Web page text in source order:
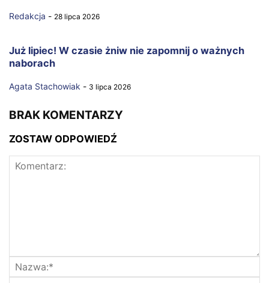
Redakcja - 28 lipca 2026
Już lipiec! W czasie żniw nie zapomnij o ważnych
naborach
Agata Stachowiak - 3 lipca 2026
BRAK KOMENTARZY
ZOSTAW ODPOWIEDŹ